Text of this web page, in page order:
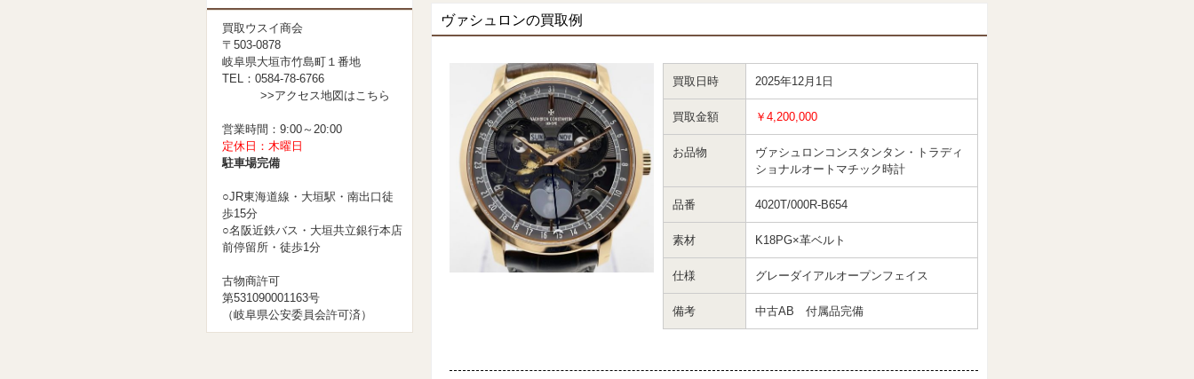
ヴァシュロンの買取例
買取日時 2025年12月1日
買取金額 ￥4,200,000
お品物
ヴァシュロンコンスタンタン・トラディ
ショナルオートマチック時計
品番 4020T/000R-B654
素材 K18PG×革ベルト
仕様 グレーダイアルオープンフェイス
備考 中古AB 付属品完備
買取ウスイ商会
〒503-0878
岐阜県大垣市竹島町１番地
TEL：0584-78-6766
>>アクセス地図はこちら
営業時間：9:00～20:00
定休日：木曜日
駐車場完備
○JR東海道線・大垣駅・南出口徒
歩15分
○名阪近鉄バス・大垣共立銀行本店
前停留所・徒歩1分
古物商許可
第531090001163号
（岐阜県公安委員会許可済）